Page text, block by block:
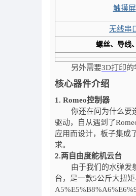
触摸屏
无线串
螺丝、导线
另外需要3D打印的
核心器件介绍
1. Romeo控制器
你还在问为什么要选
驱动，自从遇到了
应用而设计，板子集成
求。
2.两自由度舵机云台
由于我们的水弹发射
台，是一款5公斤大扭